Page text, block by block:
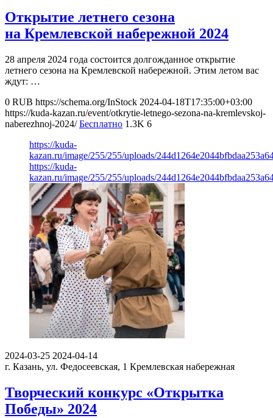
Открытие летнего сезона
на Кремлевской набережной 2024
28 апреля 2024 года состоится долгожданное открытие
летнего сезона на Кремлевской набережной. Этим летом вас
ждут: …
0 RUB https://schema.org/InStock 2024-04-18T17:35:00+03:00
https://kuda-kazan.ru/event/otkrytie-letnego-sezona-na-kremlevskoj-
naberezhnoj-2024/ Бесплатно 1.3K 6
https://kuda-
kazan.ru/image/255/255/uploads/
https://kuda-
kazan.ru/image/255/255/uploads/
2024-03-25 2024-04-14
г. Казань, ул. Федосеевская, 1 Кремлевская набережная
Творческий конкурс «Открытка
Победы» 2024